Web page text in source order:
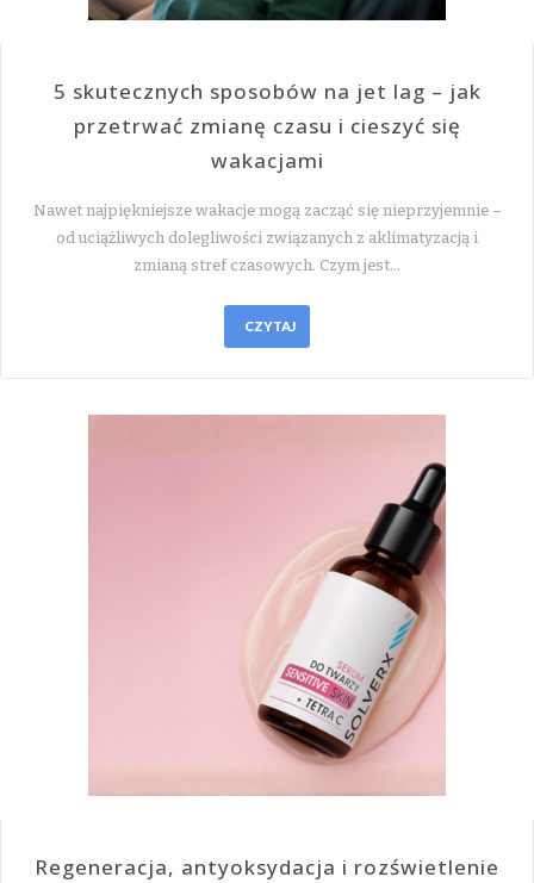
5 skutecznych sposobów na jet lag – jak
przetrwać zmianę czasu i cieszyć się
wakacjami
Nawet najpiękniejsze wakacje mogą zacząć się nieprzyjemnie –
od uciążliwych dolegliwości związanych z aklimatyzacją i
zmianą stref czasowych. Czym jest…
CZYTAJ
Regeneracja, antyoksydacja i rozświetlenie